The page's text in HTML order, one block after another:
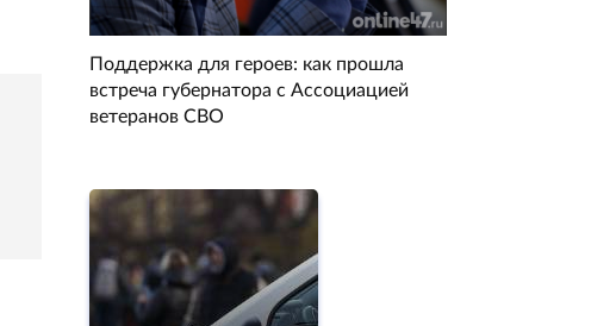
Поддержка для героев: как прошла
встреча губернатора с Ассоциацией
ветеранов СВО